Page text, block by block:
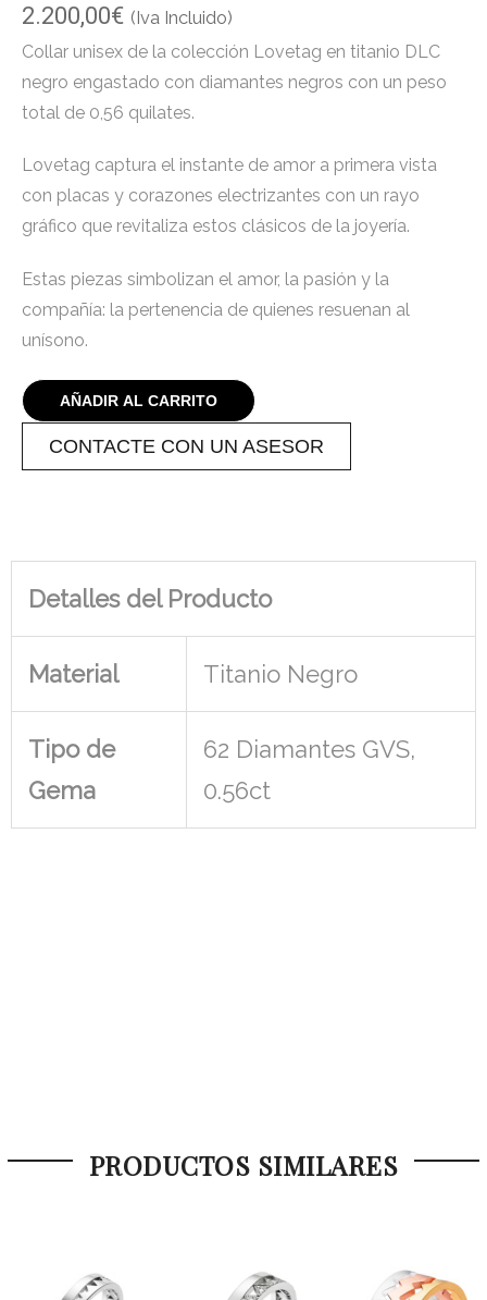
2.200,00€ (Iva Incluido)
Collar unisex de la colección Lovetag en titanio DLC
negro engastado con diamantes negros con un peso
total de 0,56 quilates.
Lovetag captura el instante de amor a primera vista
con placas y corazones electrizantes con un rayo
gráfico que revitaliza estos clásicos de la joyería.
Estas piezas simbolizan el amor, la pasión y la
compañía: la pertenencia de quienes resuenan al
unísono.
AÑADIR AL CARRITO
CONTACTE CON UN ASESOR
Detalles del Producto
Material Titanio Negro
Tipo de
Gema
62 Diamantes GVS,
0.56ct
PRODUCTOS SIMILARES